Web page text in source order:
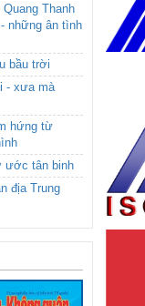
Thanh
những ân tình
bầu trời
- xưa mà
hứng từ
ước tân binh
địa Trung